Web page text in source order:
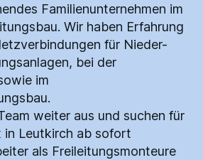
Familienunternehmen im
Wir haben Erfahrung
für Nieder-
bei der
im
weiter aus und suchen für
in Leutkirch ab sofort
als Freileitungsmonteure